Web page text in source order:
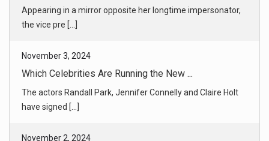
The actors Randall Park, Jennifer Connelly and Claire Holt
have signed [...]
November 2, 2024
Why Some New Yorkers Hate the Marathon
In a city where grousing about nearly anything is fair game,
some peop [...]